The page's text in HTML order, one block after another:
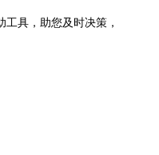
具，助您及时决策，